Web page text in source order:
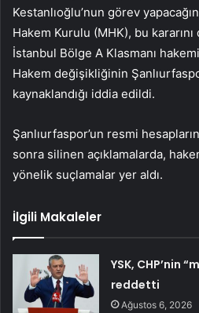
Kestanlıoğlu’nun görev
Hakem Kurulu (MHK), bu
İstanbul Bölge A Klasmanı
Hakem değişikliğinin
kaynaklandığı iddia edildi.
Şanlıurfaspor’un resmi
sonra silinen açıklamalarda,
yönelik suçlamalar yer aldı.
İlgili Makaleler
YSK, CHP’nin
reddetti
Ağustos 6, 2026